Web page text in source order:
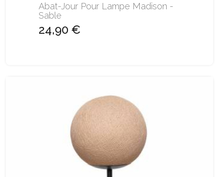
Abat-Jour Pour Lampe Madison -
Sable
24,90 €